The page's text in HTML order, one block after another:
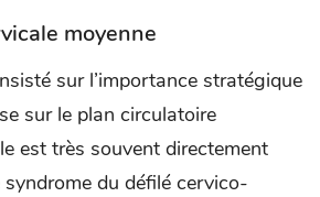
moyenne
sur l’importance stratégique
sur le plan circulatoire
est très souvent directement
du défilé cervico-